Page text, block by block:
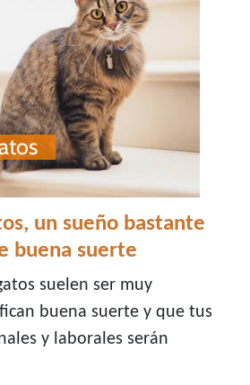
un sueño bastante
buena suerte
suelen ser muy
buena suerte y que tus
y laborales serán